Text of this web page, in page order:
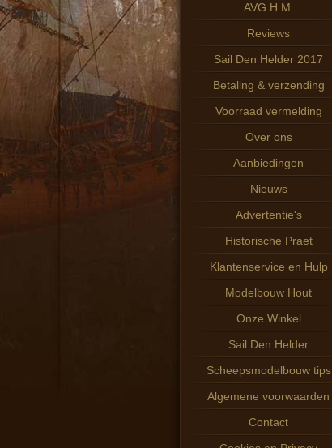
AVG H.M.
Reviews
Sail Den Helder 2017
Betaling & verzending
Voorraad vermelding
Over ons
Aanbiedingen
Nieuws
Advertentie's
Historische Praet
Klantenservice en Hulp
Modelbouw Hout
Onze Winkel
Sail Den Helder
Scheepsmodelbouw tips
Algemene voorwaarden
Contact